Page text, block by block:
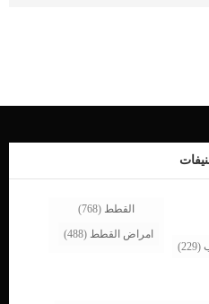
فى الليلة […]
(229)
القطط (768)
امراض القطط (488)